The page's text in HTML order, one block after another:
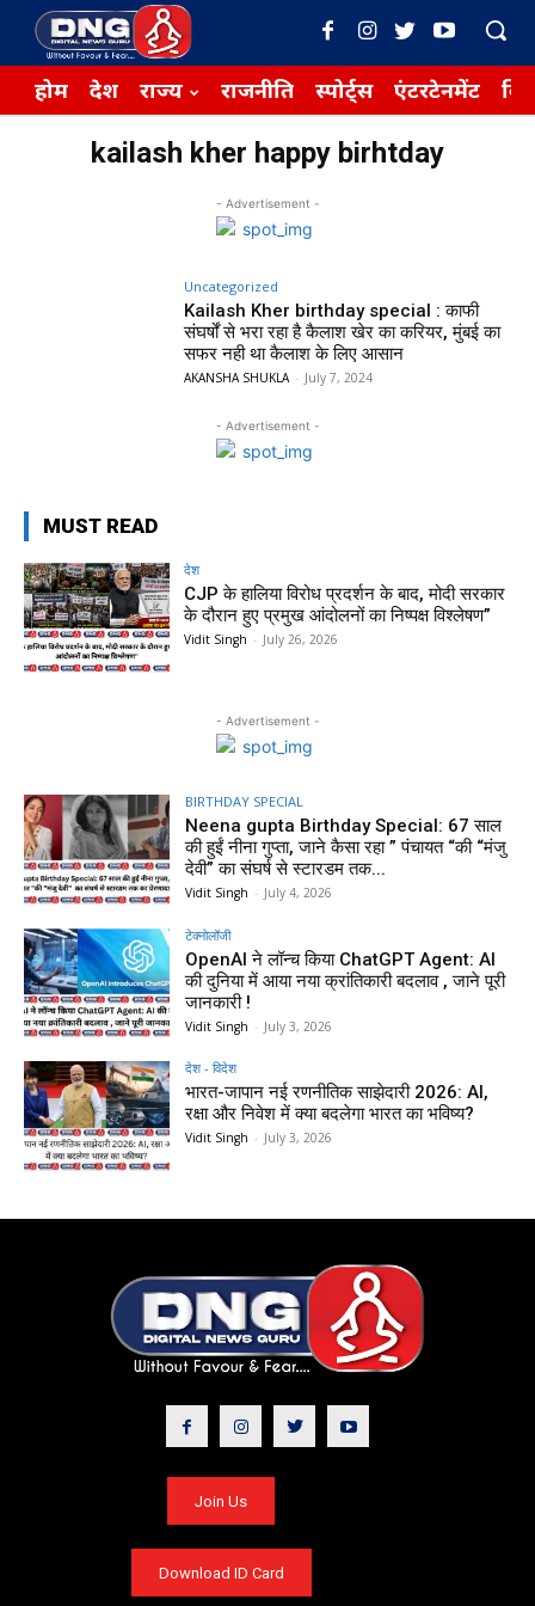
होम देश राज्य राजनीति स्पोर्ट्स एंटरटेनमेंट
kailash kher happy birhtday
- Advertisement -
Uncategorized
Kailash Kher birthday special : काफी
संघर्षों से भरा रहा है कैलाश खेर का करियर, मुंबई का
सफर नही था कैलाश के लिए आसान
AKANSHA SHUKLA - July 7, 2024
- Advertisement -
MUST READ
देश
CJP के हालिया विरोध प्रदर्शन के बाद, मोदी सरकार
के दौरान हुए प्रमुख आंदोलनों का निष्पक्ष विश्लेषण”
Vidit Singh - July 26, 2026
- Advertisement -
BIRTHDAY SPECIAL
Neena gupta Birthday Special: 67 साल
की हुईं नीना गुप्ता, जाने कैसा रहा ” पंचायत “की “मंजु
देवी” का संघर्ष से स्टारडम तक...
Vidit Singh - July 4, 2026
टेक्नोलॉजी
OpenAI ने लॉन्च किया ChatGPT Agent: AI
की दुनिया में आया नया क्रांतिकारी बदलाव , जाने पूरी
जानकारी !
Vidit Singh - July 3, 2026
देश - विदेश
भारत-जापान नई रणनीतिक साझेदारी 2026: AI,
रक्षा और निवेश में क्या बदलेगा भारत का भविष्य?
Vidit Singh - July 3, 2026
Join Us
Download ID Card